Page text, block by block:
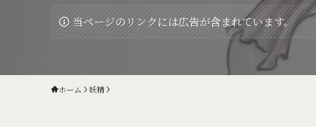
当ページのリンクには広告が含まれています。
ホーム 妖精